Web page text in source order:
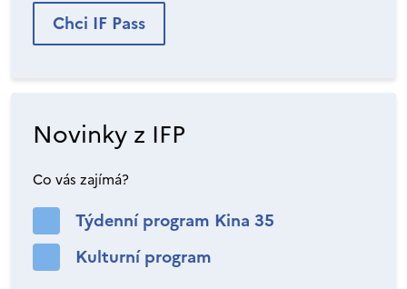
Chci IF Pass
Novinky z IFP
Co vás zajímá?
Týdenní program Kina 35
Kulturní program